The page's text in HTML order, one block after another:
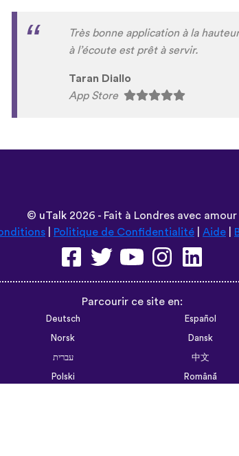
c'est un appli fun et amusant a
tamazight rifain et certains dialects
sad
Play Store
|Politique de Confidentialité| Aide|
Parcourir ce site en:
Norsk Dansk
עברית 中文
Polski Română
한국어 Português do Brasil